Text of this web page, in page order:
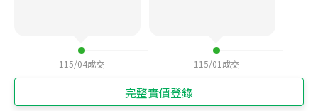
115/04成交 115/01 成交
完整實價登錄